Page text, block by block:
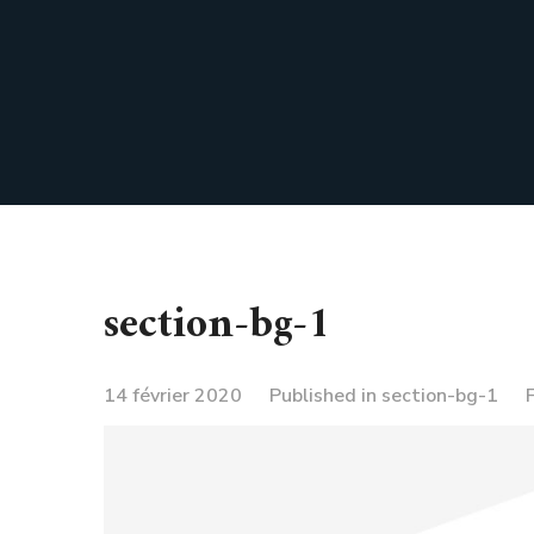
section-bg-1
14 février 2020 Published in section-bg-1